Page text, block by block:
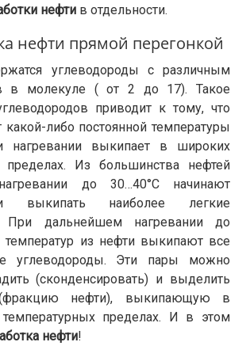
нефти в отдельности.
нефти прямой перегонкой
углеводороды с различным
в молекуле ( от 2 до 17). Такое
приводит к тому, что
либо постоянной температуры
нагревании выкипает в широких
пределах. Из большинства нефтей
до 30…40°С начинают
выкипать наиболее легкие
При дальнейшем нагревании до
из нефти выкипают все
углеводороды. Эти пары можно
(сконденсировать) и выделить
нефти), выкипающую в
пределах. И в этом
нефти!